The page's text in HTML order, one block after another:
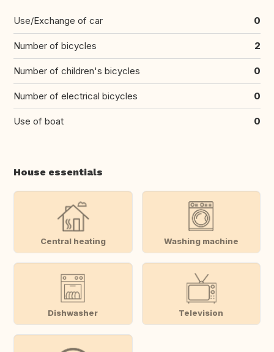
Use/Exchange of car 0
Number of bicycles 2
Number of children's bicycles 0
Number of electrical bicycles 0
Use of boat 0
House essentials
Central heating Washing machine
Dishwasher Television